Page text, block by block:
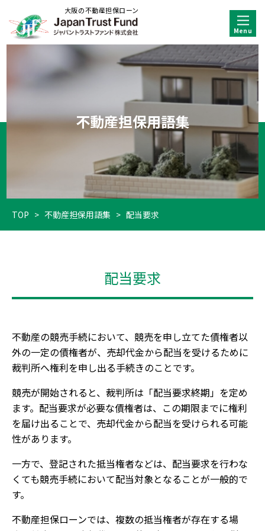
大阪の不動産担保ローン
不動産担保用語集
TOP > 不動産担保用語集 > 配当要求
配当要求
不動産の競売手続において、競売を申し立てた債権者以
外の一定の債権者が、売却代金から配当を受けるために
裁判所へ権利を申し出る手続きのことです。
競売が開始されると、裁判所は「配当要求終期」を定め
ます。配当要求が必要な債権者は、この期限までに権利
を届け出ることで、売却代金から配当を受けられる可能
性があります。
一方で、登記された抵当権者などは、配当要求を行わな
くても競売手続において配当対象となることが一般的で
す。
不動産担保ローンでは、複数の抵当権者が存在する場